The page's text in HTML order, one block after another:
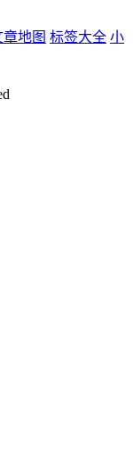
章地图 标签大全 小